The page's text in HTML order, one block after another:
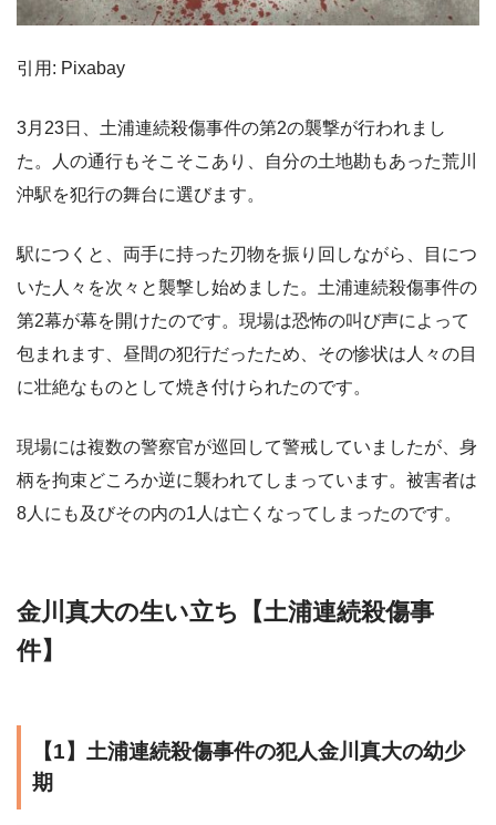
引用: Pixabay
3月23日、土浦連続殺傷事件の第2の襲撃が行われまし
た。人の通行もそこそこあり、自分の土地勘もあった荒川
沖駅を犯行の舞台に選びます。
駅につくと、両手に持った刃物を振り回しながら、目につ
いた人々を次々と襲撃し始めました。土浦連続殺傷事件の
第2幕が幕を開けたのです。現場は恐怖の叫び声によって
包まれます、昼間の犯行だったため、その惨状は人々の目
に壮絶なものとして焼き付けられたのです。
現場には複数の警察官が巡回して警戒していましたが、身
柄を拘束どころか逆に襲われてしまっています。被害者は
8人にも及びその内の1人は亡くなってしまったのです。
金川真大の生い立ち【土浦連続殺傷事
件】
【1】土浦連続殺傷事件の犯人金川真大の幼少
期